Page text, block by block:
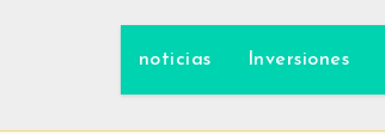
noticias Inversiones